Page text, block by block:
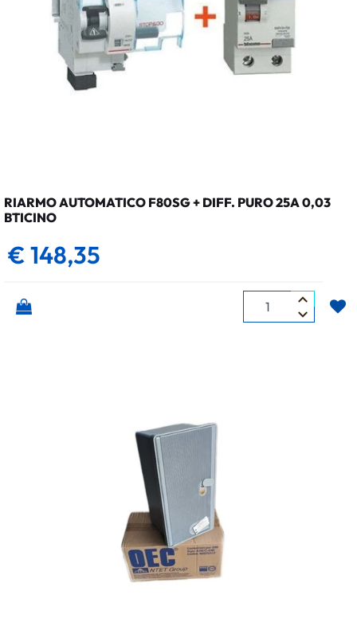
RIARMO AUTOMATICO F80SG + DIFF. PURO 25A 0,03
BTICINO
€ 148,35
Quantità